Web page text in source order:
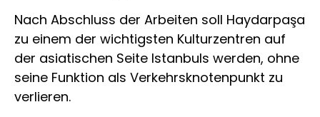
Nach Abschluss der Arbeiten soll Haydarpaşa
zu einem der wichtigsten Kulturzentren auf
der asiatischen Seite Istanbuls werden, ohne
seine Funktion als Verkehrsknotenpunkt zu
verlieren.